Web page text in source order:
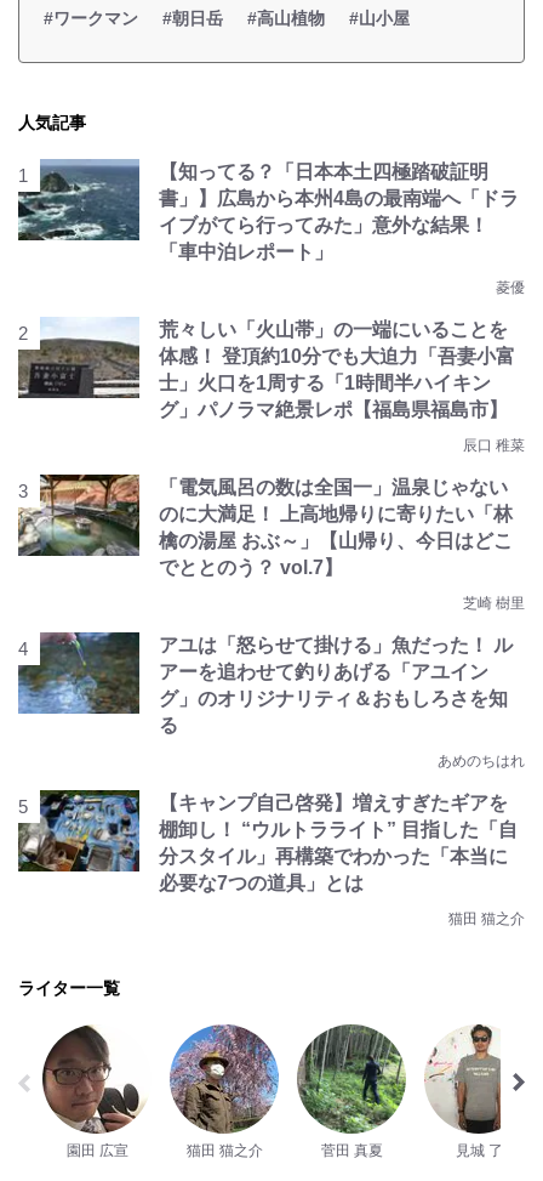
#ワークマン
#朝日岳 #高山植物 #山小屋
人気記事
【知ってる？「日本本土四極踏破証明
書」】広島から本州4島の最南端へ「ドラ
イブがてら行ってみた」意外な結果！
「車中泊レポート」
菱優
荒々しい「火山帯」の一端にいることを
体感！ 登頂約10分でも大迫力「吾妻小富
士」火口を1周する「1時間半ハイキン
グ」パノラマ絶景レポ【福島県福島市】
辰口 稚菜
「電気風呂の数は全国一」温泉じゃない
のに大満足！ 上高地帰りに寄りたい「林
檎の湯屋 おぶ～」【山帰り、今日はどこ
でととのう？ vol.7】
芝崎 樹里
アユは「怒らせて掛ける」魚だった！ ル
アーを追わせて釣りあげる「アユイン
グ」のオリジナリティ＆おもしろさを知
る
あめのちはれ
【キャンプ自己啓発】増えすぎたギアを
棚卸し！ “ウルトラライト” 目指した「自
分スタイル」再構築でわかった「本当に
必要な7つの道具」とは
猫田 猫之介
ライター一覧
園田 広宣 猫田 猫之介 菅田 真夏 見城 了